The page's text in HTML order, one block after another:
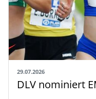
29.07.2026